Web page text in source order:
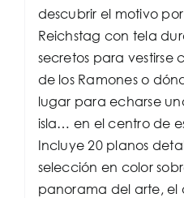
descubrir el motivo
Reichstag con tela
secretos para vestirse
de los Ramones o
lugar para echarse
isla… en el centro de
Incluye 20 planos
selección en color
panorama del arte, el